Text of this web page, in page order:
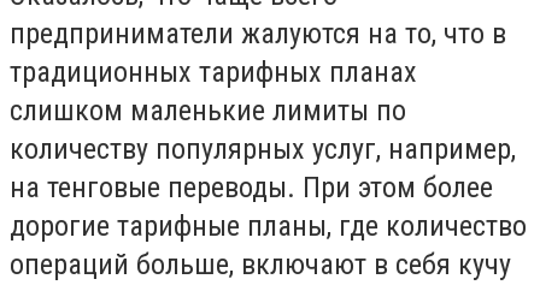
предприниматели жалуются на то, что в
традиционных тарифных планах
слишком маленькие лимиты по
количеству популярных услуг, например,
на тенговые переводы. При этом более
дорогие тарифные планы, где количество
операций больше, включают в себя кучу